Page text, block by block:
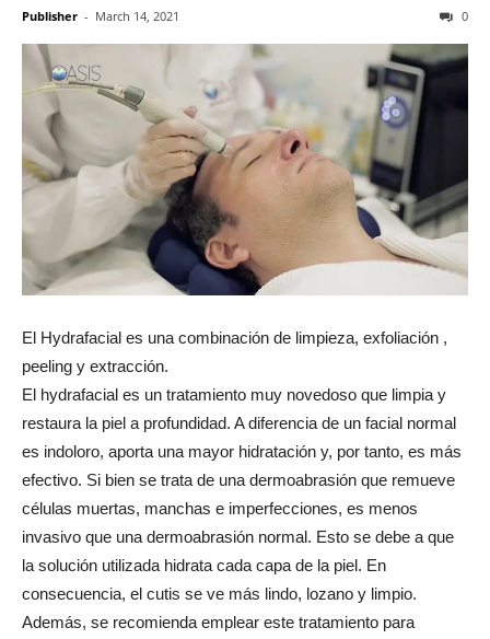
Publisher - March 14, 2021 0
El Hydrafacial es una combinación de limpieza, exfoliación ,
peeling y extracción.
El hydrafacial es un tratamiento muy novedoso que limpia y
restaura la piel a profundidad. A diferencia de un facial normal
es indoloro, aporta una mayor hidratación y, por tanto, es más
efectivo. Si bien se trata de una dermoabrasión que remueve
células muertas, manchas e imperfecciones, es menos
invasivo que una dermoabrasión normal. Esto se debe a que
la solución utilizada hidrata cada capa de la piel. En
consecuencia, el cutis se ve más lindo, lozano y limpio.
Además, se recomienda emplear este tratamiento para